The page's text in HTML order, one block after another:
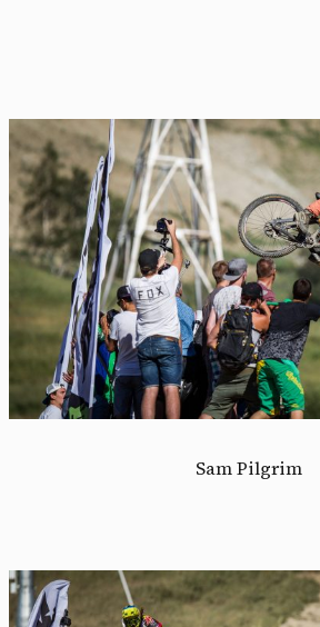
Sam Pilgrim
Panneau de
Politique de confidentialité